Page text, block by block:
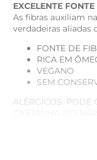
EXCELENTE
As fibras auxiliam
verdadeiras aliadas
FONTE DE
RICA EM
VEGANO
SEM
ALÉRGICOS: PODE